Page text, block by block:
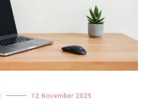
12 November 2025